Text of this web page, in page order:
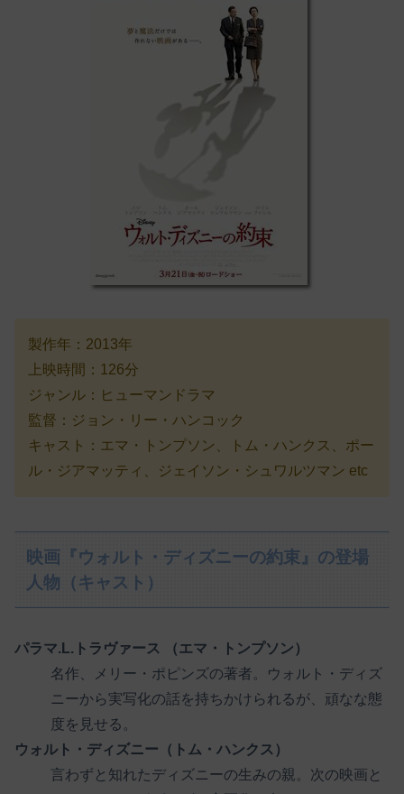
製作年：2013年
上映時間：126分
ジャンル：ヒューマンドラマ
監督：ジョン・リー・ハンコック
キャスト：エマ・トンプソン、トム・ハンクス、ポー
ル・ジアマッティ、ジェイソン・シュワルツマン etc
映画『ウォルト・ディズニーの約束』の登場
人物（キャスト）
パラマ.L.トラヴァース （エマ・トンプソン）
名作、メリー・ポピンズの著者。ウォルト・ディズ
ニーから実写化の話を持ちかけられるが、頑なな態
度を見せる。
ウォルト・ディズニー（トム・ハンクス）
言わずと知れたディズニーの生みの親。次の映画と